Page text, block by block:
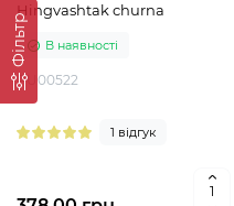
Фільтр
Hingvashtak churna
В наявності
PU00522
1 відгук